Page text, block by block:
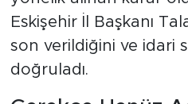
Eskişehir İl Başkanı
son verildiğini ve idari
doğruladı.